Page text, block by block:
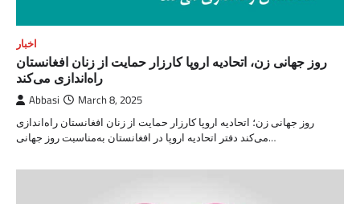
اخبار
روز جهانی زن، اتحادیه اروپا کارزار حمایت از زنان افغانستان
راه‌اندازی می‌کند
Abbasi March 8, 2025
روز جهانی زن؛ اتحادیه اروپا کارزار حمایت از زنان افغانستان راه‌اندازی
می‌کند دفتر اتحادیه اروپا در افغانستان به‌مناسبت روز جهانی…